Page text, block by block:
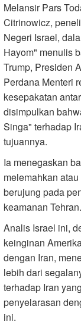
Melansir Pars
Citrinowicz,
Negeri Israel,
Hayom" menulis
Trump, Presiden
Perdana Menteri
kesepakatan
disimpulkan
Singa" terhadap
tujuannya.
Ia menegaskan
melemahkan
berujung pada
keamanan Tehran.
Analis Israel ini,
keinginan
dengan Iran,
lebih dari
terhadap Iran
penyelarasan
ini.